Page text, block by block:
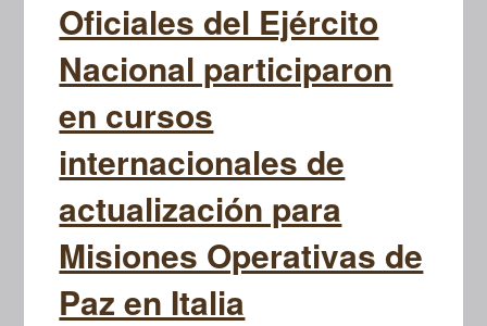
Oficiales del Ejército
Nacional participaron
en cursos
internacionales de
actualización para
Misiones Operativas de
Paz en Italia